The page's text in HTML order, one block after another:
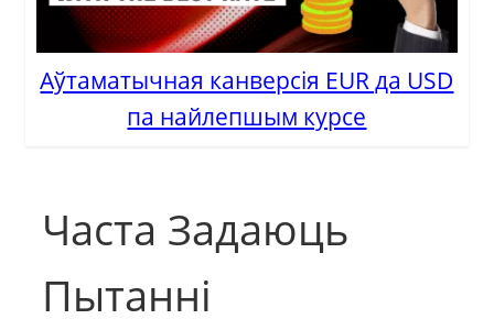
Аўтаматычная канверсія EUR да USD
па найлепшым курсе
Часта Задаюць
Пытанні